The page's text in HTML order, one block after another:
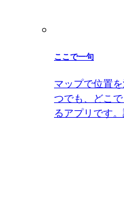
ここで一句
マップで位置
つでも、どこ
るアプリです